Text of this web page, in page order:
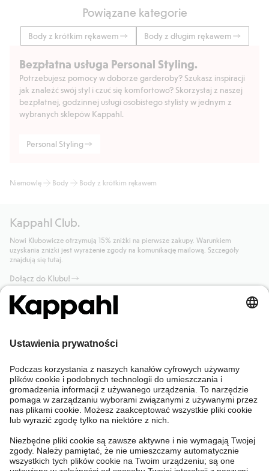
Powiązane kategorie
Body z krótkim rękawem Body z długim rękawem
Bezpłatna usługa Personal Styling.
Potrzebujesz pomocy w doborze garderoby? Szukasz inspiracji
jak znaleźć swój styl i czuć się komfortowo? Skorzystaj z naszej
bezpłatnej, godzinnej usługi osobistego stylisty w jednym z
wybranych sklepów Kappahl.
Personal Styling
Niemowlę Body Body z krótkim rękawem
Kappahl Club.
Nowi Klubowicze otrzymują 15% zniżki na pierwsze zakupy. Warunkiem
uzyskania zniżki jest wyrażenie zgody na komunikację mailową. Szczegóły
znajdują się tutaj.
Dołącz do Klubu!
Potrzebujesz pomocy?
Sklep internetowy
Częste pytania
Kappahl Club
Mój profil
O nas